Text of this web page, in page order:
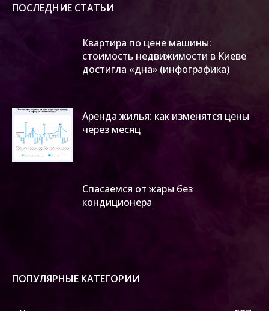
ПОСЛЕДНИЕ СТАТЬИ
Квартира по цене машины:
стоимость недвижимости в Киеве
достигла «дна» (инфографика)
Аренда жилья: как изменятся цены
через месяц
Спасаемся от жары без
кондиционера
ПОПУЛЯРНЫЕ КАТЕГОРИИ